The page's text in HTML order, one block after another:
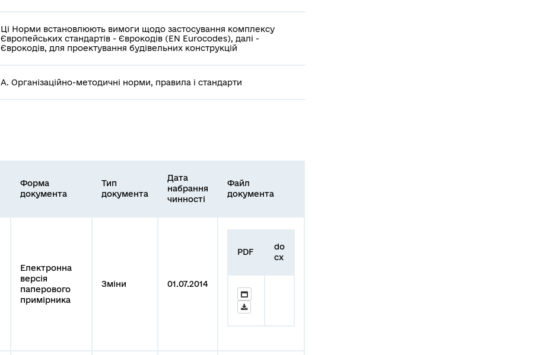
Ці Норми встановлюють вимоги щодо застосування комплексу
Європейських стандартів - Єврокодів (EN Eurocodes), далі -
Єврокодів, для проектування будівельних конструкцій
А. Організаційно-методичні норми, правила і стандарти
Форма
документа
Тип
документа
Дата
набрання
чинності
Файл
документа
Електронна
версія
паперового
примірника
Зміни 01.07.2014
PDF
do
cx